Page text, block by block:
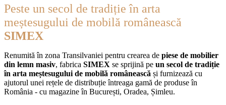
Peste un secol de tradiție în arta
meștesugului de mobilă românească
SIMEX
Renumită în zona Transilvaniei pentru crearea de piese de mobilier
din lemn masiv, fabrica SIMEX se sprijină pe un secol de tradiție
în arta meștesugului de mobilă românească și furnizează cu
ajutorul unei rețele de distribuție întreaga gamă de produse în
România - cu magazine în București, Oradea, Șimleu.